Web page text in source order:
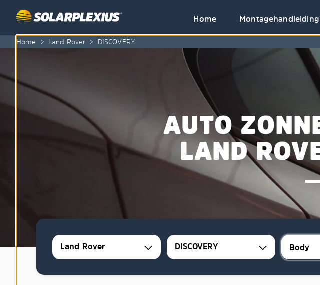
Home
Montagehandleiding
Home > Land Rover > DISCOVERY
AUTO
LAND
Land Rover DISCOVERY